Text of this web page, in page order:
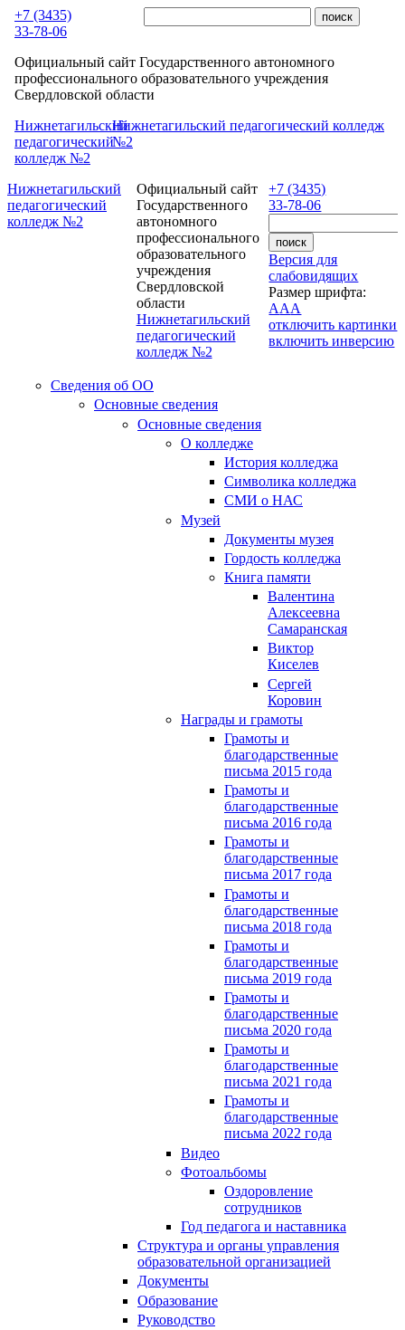
Перейти к основному содержанию
+7 (3435)
33-78-06
Официальный сайт Государственного автономного
профессионального образовательного учреждения
Свердловской области
Нижнетагильский
педагогический
колледж №2
Нижнетагильский педагогический колледж
№2
Нижнетагильский
педагогический
колледж №2
+7 (3435)
33-78-06
Версия для
слабовидящих
Размер шрифта:
AAA
отключить картинки
включить инверсию
Официальный сайт
Государственного
автономного
профессионального
образовательного
учреждения
Свердловской
области
Нижнетагильский
педагогический
колледж №2
Сведения об ОО
Основные сведения
Основные сведения
О колледже
История колледжа
Символика колледжа
СМИ о НАС
Музей
Документы музея
Гордость колледжа
Книга памяти
Валентина
Алексеевна
Самаранская
Виктор
Киселев
Сергей
Коровин
Награды и грамоты
Грамоты и
благодарственные
письма 2015 года
Грамоты и
благодарственные
письма 2016 года
Грамоты и
благодарственные
письма 2017 года
Грамоты и
благодарственные
письма 2018 года
Грамоты и
благодарственные
письма 2019 года
Грамоты и
благодарственные
письма 2020 года
Грамоты и
благодарственные
письма 2021 года
Грамоты и
благодарственные
письма 2022 года
Видео
Фотоальбомы
Оздоровление
сотрудников
Год педагога и наставника
Структура и органы управления
образовательной организацией
Документы
Образование
Руководство